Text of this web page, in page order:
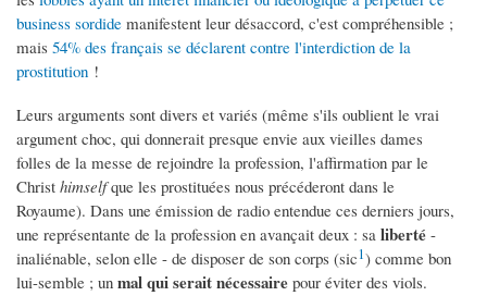
business sordide manifestent leur désaccord, c'est compréhensible ;
mais 54% des français se déclarent contre l'interdiction de la
prostitution !
Leurs arguments sont divers et variés (même s'ils oublient le vrai
argument choc, qui donnerait presque envie aux vieilles dames
folles de la messe de rejoindre la profession, l'affirmation par le
Christ himselfque les prostituées nous précéderont dans le
Royaume). Dans une émission de radio entendue ces derniers jours,
une représentante de la profession en avançait deux : sa liberté -
inaliénable, selon elle - de disposer de son corps (sic1) comme bon
lui-semble ; un mal qui serait nécessaire pour éviter des viols.